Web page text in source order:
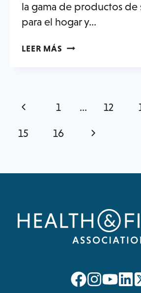
la gama de productos de
para el hogar y...
LEER MÁS CÓMO
VESTUARIOS
NAVEGACIÓN
POR
LA
PÁGINA
Página
anterior
page
1 page
… page
12
page
15 page
16
Página
opensopensopens